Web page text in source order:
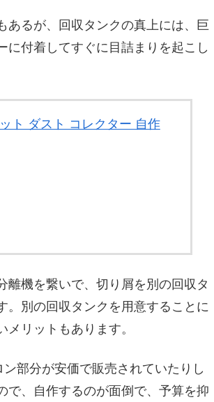
あるが、回収タンクの真上には、巨
に付着してすぐに目詰まりを起こし
ト ダスト コレクター 自作
離機を繋いで、切り屑を別の回収タ
。別の回収タンクを用意することに
リットもあります。
部分が安価で販売されていたりし
で、自作するのが面倒で、予算を抑